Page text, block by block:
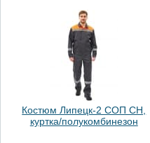
Костюм Липецк-2 СОП СН,
куртка/полукомбинезон